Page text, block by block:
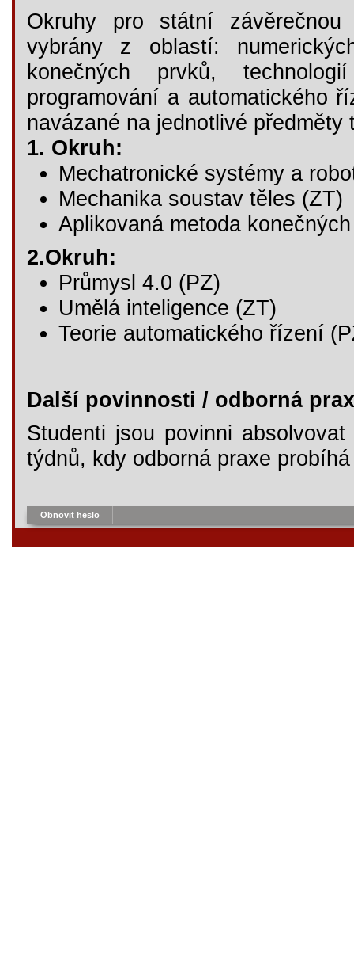
Okruhy pro státní
vybrány z oblastí:
konečných prvků,
programování a automatického
navázané na jednotlivé předměty
1. Okruh:
Mechatronické systémy a
Mechanika soustav těles (ZT)
Aplikovaná metoda
2.Okruh:
Průmysl 4.0 (PZ)
Umělá inteligence (ZT)
Teorie automatického řízení
Další povinnosti / odborná
Studenti jsou povinni
týdnů, kdy odborná praxe
Obnovit heslo